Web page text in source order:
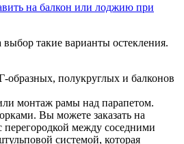
на балкон или лоджию при
такие варианты остекления.
образных, полукруглых и балконов
монтаж рамы над парапетом.
Вы можете заказать на
между соседними
системой, которая